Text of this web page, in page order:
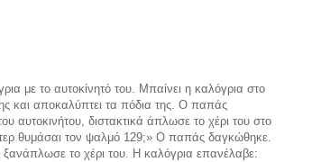
με το αυτοκίνητό του. Μπαίνει η καλόγρια στο
και αποκαλύπτει τα πόδια της. Ο παπάς
αυτοκινήτου, διστακτικά άπλωσε το χέρι του στο
θυμάσαι τον ψαλμό 129;» Ο παπάς δαγκώθηκε.
το χέρι του. Η καλόγρια επανέλαβε: